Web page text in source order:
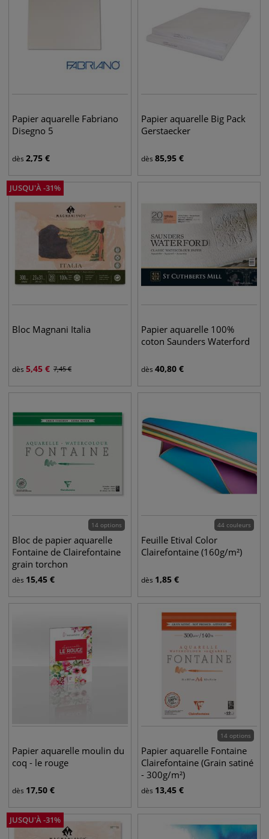
Papier aquarelle Fabriano
Disegno 5
dès 2,75 €
Papier aquarelle Big Pack
Gerstaecker
dès 85,95 €
JUSQU'À-31%
Bloc Magnani Italia
dès 5,45 € 7,45€
Papier aquarelle 100%
coton Saunders Waterford
dès 40,80 €
14 options
Bloc de papier aquarelle
Fontaine de Clairefontaine
grain torchon
dès 15,45 €
44 couleurs
Feuille Etival Color
Clairefontaine (160g/m²)
dès 1,85 €
Papier aquarelle moulin du
coq - le rouge
dès 17,50 €
14 options
Papier aquarelle Fontaine
Clairefontaine (Grain satiné
- 300g/m²)
dès 13,45 €
JUSQU'À-31%